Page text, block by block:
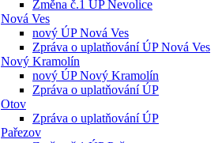
Změna č.1 ÚP Nevolice
Nová Ves
nový ÚP Nová Ves
Zpráva o uplatňování ÚP Nová Ves
Nový Kramolín
nový ÚP Nový Kramolín
Zpráva o uplatňování ÚP
Otov
Zpráva o uplatňování ÚP
Pařezov